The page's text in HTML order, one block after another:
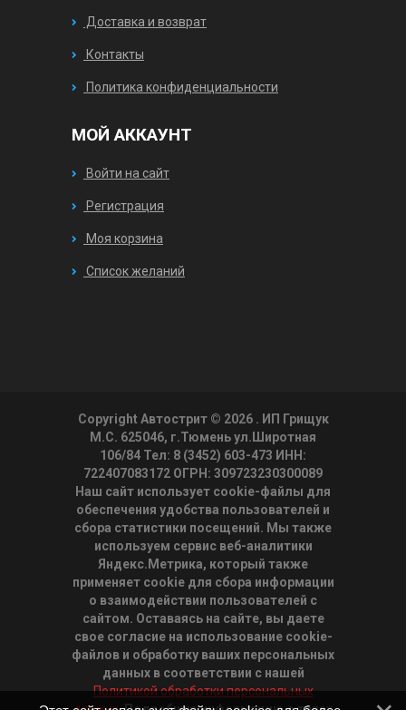
Доставка и возврат
Контакты
Политика конфиденциальности
МОЙ АККАУНТ
Войти на сайт
Регистрация
Моя корзина
Список желаний
Copyright Автострит © 2026 . ИП Грищук
М.С. 625046, г.Тюмень ул.Широтная
106/84 Тел: 8 (3452) 603-473 ИНН:
722407083172 ОГРН: 309723230300089
Наш сайт использует cookie-файлы для
обеспечения удобства пользователей и
сбора статистики посещений. Мы также
используем сервис веб-аналитики
Яндекс.Метрика, который также
применяет cookie для сбора информации
о взаимодействии пользователей с
сайтом. Оставаясь на сайте, вы даете
свое согласие на использование cookie-
файлов и обработку ваших персональных
данных в соответствии с нашей
Политикой обработки персональных